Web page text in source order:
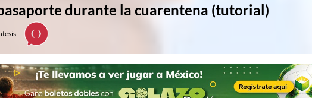
durante la cuarentena (tutorial)